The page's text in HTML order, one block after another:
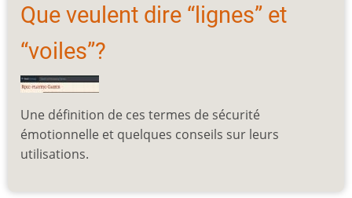
Que veulent dire “lignes” et
“voiles”?
Une définition de ces termes de sécurité
émotionnelle et quelques conseils sur leurs
utilisations.